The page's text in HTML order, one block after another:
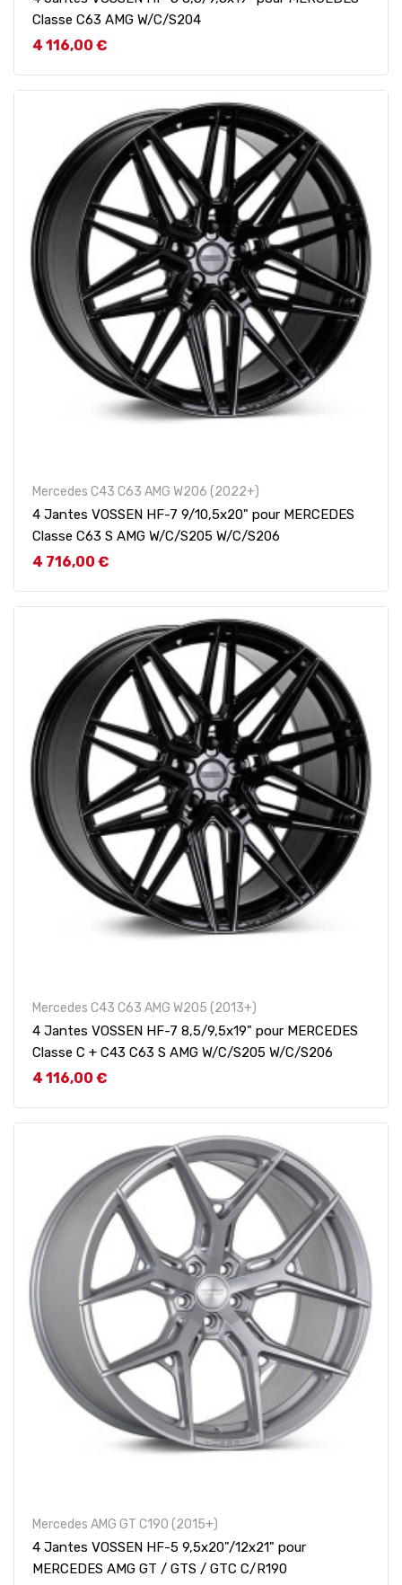
Classe C63 AMG W/C/S204
Prix
4 116,00 €
Mercedes C43 C63 AMG W206 (2022+)
4 Jantes VOSSEN HF-7 9/10,5x20" pour MERCEDES
Classe C63 S AMG W/C/S205 W/C/S206
Prix
4 716,00 €
Mercedes C43 C63 AMG W205 (2013+)
4 Jantes VOSSEN HF-7 8,5/9,5x19" pour MERCEDES
Classe C + C43 C63 S AMG W/C/S205 W/C/S206
Prix
4 116,00 €
Mercedes AMG GT C190 (2015+)
4 Jantes VOSSEN HF-5 9,5x20"/12x21" pour
MERCEDES AMG GT / GTS / GTC C/R190